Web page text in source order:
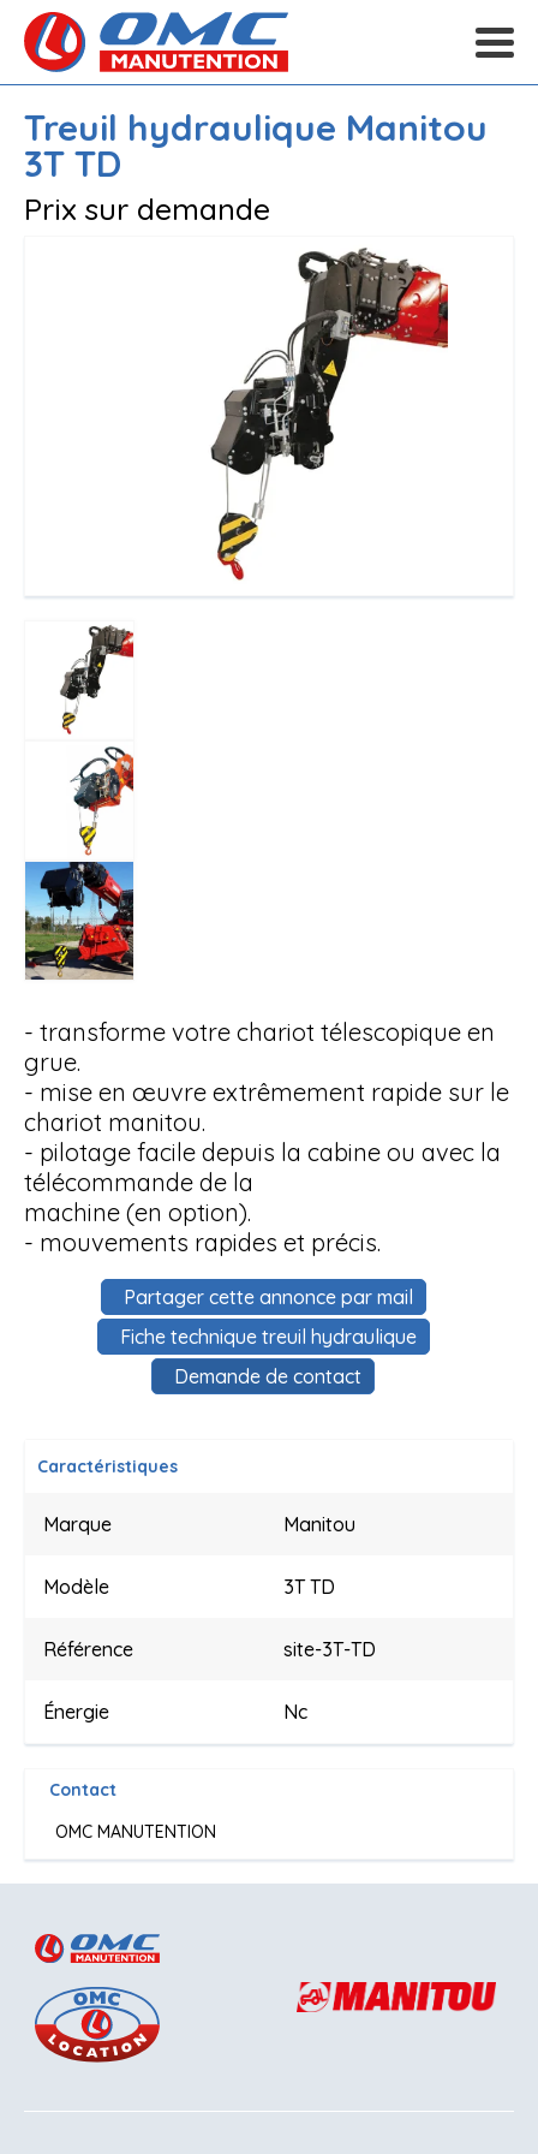
Treuil hydraulique Manitou
3T TD
Prix sur demande
- transforme votre chariot télescopique en
grue.
- mise en œuvre extrêmement rapide sur le
chariot manitou.
- pilotage facile depuis la cabine ou avec la
télécommande de la
machine (en option).
- mouvements rapides et précis.
Demande de contact
Partager cette annonce par mail
Fiche technique treuil hydraulique
Caractéristiques
Marque Manitou
Modèle 3T TD
Référence site-3T-TD
Énergie Nc
Contact
OMC MANUTENTION